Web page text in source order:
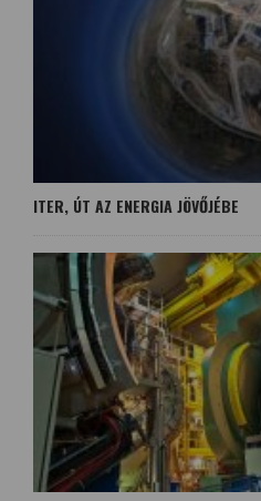
ITER, ÚT AZ ENERGIA JÖVŐJÉBE